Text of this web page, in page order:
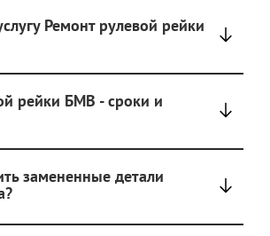
Ремонт рулевой рейки
рейки БМВ - сроки и
замененные детали